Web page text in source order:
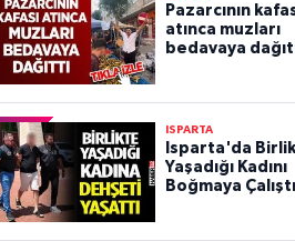
Pazarcının
atınca muzları
bedavaya
ISPARTA
Isparta'da
Yaşadığı Kadını
Boğmaya Çalıştı